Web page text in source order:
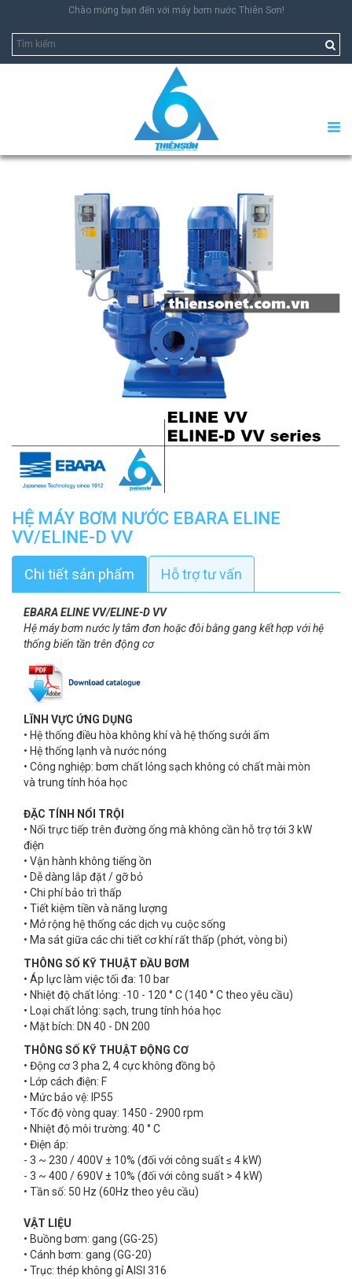
Chào mừng bạn đến với máy bơm nước Thiên Sơn!
HỆ MÁY BƠM NƯỚC EBARA ELINE
VV/ELINE-D VV
Chi tiết sản phẩm Hỗ trợ tư vấn
EBARA ELINE VV/ELINE-D VV
Hệ máy bơm nước ly tâm đơn hoặc đôi bằng gang kết hợp với hệ
thống biến tần trên động cơ
LĨNH VỰC ỨNG DỤNG
• Hệ thống điều hòa không khí và hệ thống sưởi ấm
• Hệ thống lạnh và nước nóng
• Công nghiệp: bơm chất lỏng sạch không có chất mài mòn
và trung tính hóa học
ĐẶC TÍNH NỔI TRỘI
• Nối trực tiếp trên đường ống mà không cần hỗ trợ tới 3 kW
điện
• Vận hành không tiếng ồn
• Dễ dàng lắp đặt / gỡ bỏ
• Chi phí bảo trì thấp
• Tiết kiệm tiền và năng lượng
• Mở rộng hệ thống các dịch vụ cuộc sống
• Ma sát giữa các chi tiết cơ khí rất thấp (phớt, vòng bi)
THÔNG SỐ KỸ THUẬT ĐẦU BƠM
• Áp lực làm việc tối đa: 10 bar
• Nhiệt độ chất lỏng: -10 - 120 ° C (140 ° C theo yêu cầu)
• Loại chất lỏng: sạch, trung tính hóa học
• Mặt bích: DN 40 - DN 200
THÔNG SỐ KỸ THUẬT ĐỘNG CƠ
• Động cơ 3 pha 2, 4 cực không đồng bộ
• Lớp cách điện: F
• Mức bảo vệ: IP55
• Tốc độ vòng quay: 1450 - 2900 rpm
• Nhiệt độ môi trường: 40 ° C
• Điện áp:
- 3 ~ 230 / 400V ± 10% (đối với công suất ≤ 4 kW)
- 3 ~ 400 / 690V ± 10% (đối với công suất > 4 kW)
• Tần số: 50 Hz (60Hz theo yêu cầu)
VẬT LIỆU
• Buồng bơm: gang (GG-25)
• Cánh bơm: gang (GG-20)
• Trục: thép không gỉ AISI 316